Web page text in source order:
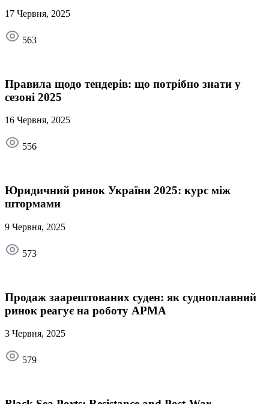
17 Червня, 2025
563
Правила щодо тендерів: що потрібно знати у
сезоні 2025
16 Червня, 2025
556
Юридичний ринок України 2025: курс між
штормами
9 Червня, 2025
573
Продаж заарештованих суден: як судноплавний
ринок реагує на роботу АРМА
3 Червня, 2025
579